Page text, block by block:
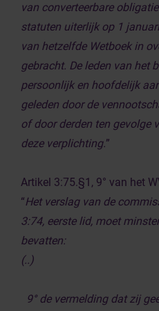
van converteerbare
statuten uiterlijk op 1
van hetzelfde Wetboek in
gebracht. De leden van het
persoonlijk en hoofdelijk
geleden door de
of door derden ten gevolge
deze verplichting.”
Artikel 3:75.§1, 9° van het
“Het verslag van de
3:74, eerste lid, moet
bevatten:
(..)
9° de vermelding dat zij